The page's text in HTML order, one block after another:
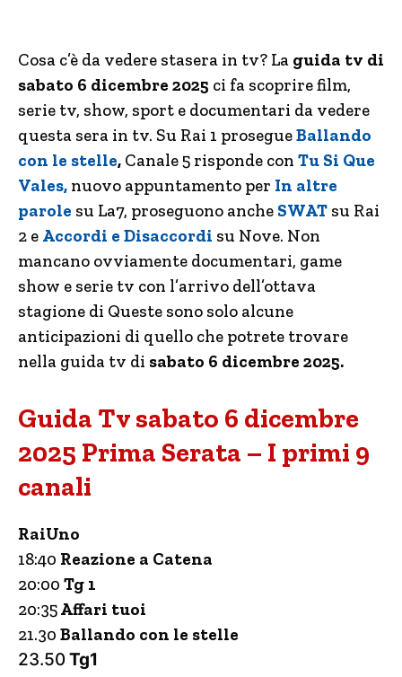
Cosa c’è da vedere stasera in tv? La guida tv di
sabato 6 dicembre 2025 ci fa scoprire film,
serie tv, show, sport e documentari da vedere
questa sera in tv. Su Rai 1 prosegueBallando
con le stelle, Canale 5 risponde con Tu Si Que
Vales, nuovo appuntamento per In altre
parole su La7, proseguono anche SWAT su Rai
2 e Accordi e Disaccordi su Nove. Non
mancano ovviamente documentari, game
show e serie tv con l’arrivo dell’ottava
stagione di Queste sono solo alcune
anticipazioni di quello che potrete trovare
nella guida tv di sabato 6 dicembre 2025.
Guida Tv sabato 6 dicembre
2025 Prima Serata – I primi 9
canali
RaiUno
18:40 Reazione a Catena
20:00 Tg 1
20:35Affari tuoi
21.30 Ballando con le stelle
23.50Tg1